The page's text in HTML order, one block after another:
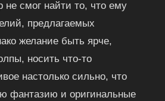
не смог найти то, что ему
предлагаемых
желание быть ярче,
носить что-то
настолько сильно, что
фантазию и оригинальные